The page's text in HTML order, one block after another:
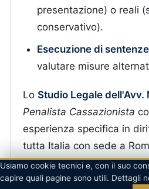
presentazione) o reali
conservativo).
Esecuzione di
valutare misure
Lo Studio Legale dell'Avv.
Penalista Cassazionista
esperienza specifica in
tutta Italia con sede a
Per emergenze è
669 3954.
Usiamo cookie tecnici e, con il suo
capire quali pagine sono utili. Dettagli